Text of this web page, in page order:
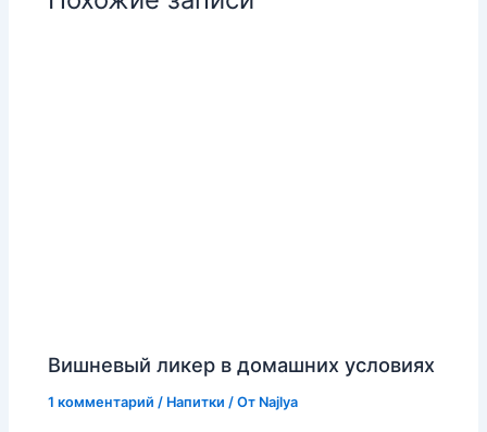
Вишневый ликер в домашних условиях
1 комментарий / Напитки / От Najlya